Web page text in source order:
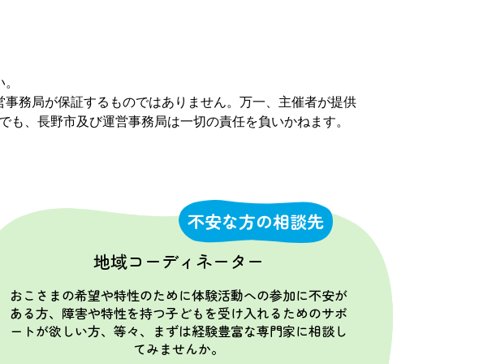
務局が保証するものではありません。万一、主催者が提供
、長野市及び運営事務局は一切の責任を負いかねます。
不安な方の相談先
地域コーディネーター
おこさまの希望や特性のために体験活動への参加に不安が
ある方、障害や特性を持つ子どもを受け入れるためのサポ
ートが欲しい方、等々、まずは経験豊富な専門家に相談し
てみませんか。